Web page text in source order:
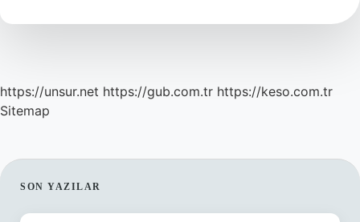
Denir
https://unsur.net https://gub.com.tr https://keso.com.tr
Sitemap
SIDEBAR
SON YAZILAR